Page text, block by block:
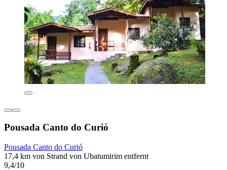
Pousada Canto do Curió
Pousada Canto do Curió
17,4 km von Strand von Ubatumirim entfernt
9,4/10